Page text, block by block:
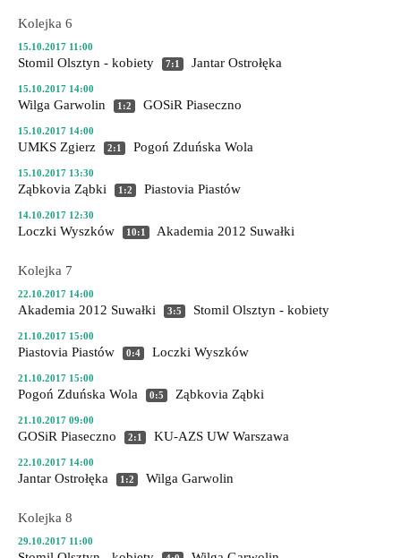
Kolejka 6
15.10.2017 11:00
Stomil Olsztyn - kobiety 7:1 Jantar Ostrołęka
15.10.2017 14:00
Wilga Garwolin 1:2 GOSiR Piaseczno
15.10.2017 14:00
UMKS Zgierz 2:1 Pogoń Zduńska Wola
15.10.2017 13:30
Ząbkovia Ząbki 1:2 Piastovia Piastów
14.10.2017 12:30
Loczki Wyszków 10:1 Akademia 2012 Suwałki
Kolejka 7
22.10.2017 14:00
Akademia 2012 Suwałki 3:5 Stomil Olsztyn - kobiety
21.10.2017 15:00
Piastovia Piastów 0:4 Loczki Wyszków
21.10.2017 15:00
Pogoń Zduńska Wola 0:5 Ząbkovia Ząbki
21.10.2017 09:00
GOSiR Piaseczno 2:1 KU-AZS UW Warszawa
22.10.2017 14:00
Jantar Ostrołęka 1:2 Wilga Garwolin
Kolejka 8
29.10.2017 11:00